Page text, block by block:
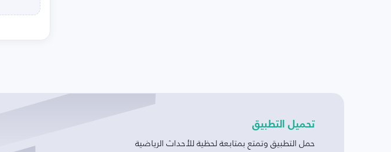
تحميل التطبيق
حمل التطبيق وتمتع بمتابعة لحظية للأحداث الرياضية